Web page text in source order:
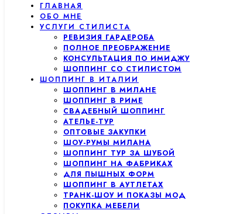
ГЛАВНАЯ
ОБО МНЕ
УСЛУГИ СТИЛИСТА
РЕВИЗИЯ ГАРДЕРОБА
ПОЛНОЕ ПРЕОБРАЖЕНИЕ
КОНСУЛЬТАЦИЯ ПО ИМИДЖУ
ШОППИНГ СО СТИЛИСТОМ
ШОППИНГ В ИТАЛИИ
ШОППИНГ В МИЛАНЕ
ШОППИНГ В РИМЕ
СВАДЕБНЫЙ ШОППИНГ
АТЕЛЬЕ-ТУР
ОПТОВЫЕ ЗАКУПКИ
ШОУ-РУМЫ МИЛАНА
ШОППИНГ ТУР ЗА ШУБОЙ
ШОППИНГ НА ФАБРИКАХ
ДЛЯ ПЫШНЫХ ФОРМ
ШОППИНГ В АУТЛЕТАХ
ТРАНК-ШОУ И ПОКАЗЫ МОД
ПОКУПКА МЕБЕЛИ